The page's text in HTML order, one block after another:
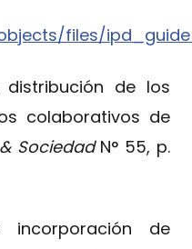
files/
distribución de los
colaborativos de
SociedadN° 55, p.
incorporación de